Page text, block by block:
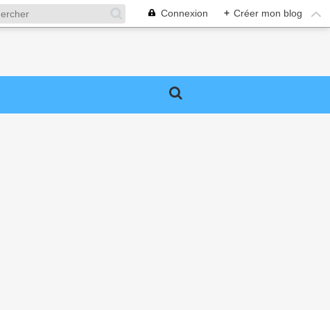
Connexion + Créer mon blog